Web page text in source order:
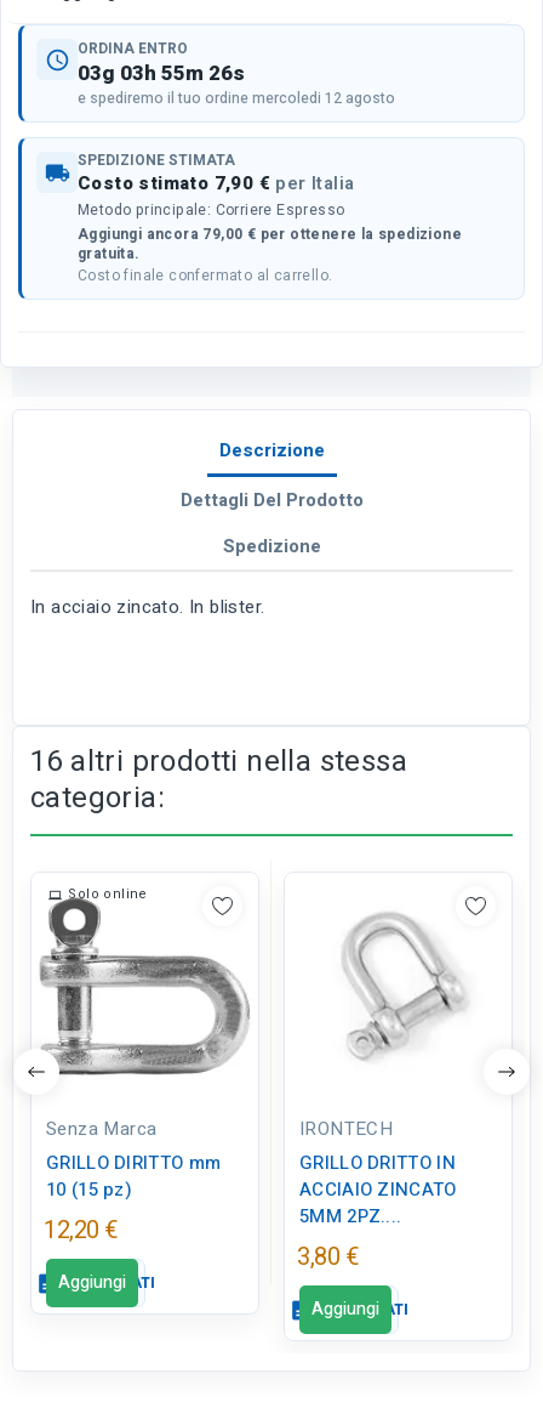
schedule ORDINA ENTRO
03g 03h 55m 26s
e spediremo il tuo ordine mercoledi 12 agosto
local_shipping SPEDIZIONE STIMATA
Costo stimato 7,90 € per Italia
Metodo principale: Corriere Espresso
Aggiungi ancora 79,00 € per ottenere la spedizione
gratuita.
Costo finale confermato al carrello.
Descrizione
Dettagli Del Prodotto
Spedizione
In acciaio zincato. In blister.
16 altri prodotti nella stessa
categoria:
Solo online
Senza Marca
GRILLO DIRITTO mm
10 (15 pz)
12,20 €
descriptionSCHEDA DATI
Aggiungi
IRONTECH
GRILLO DRITTO IN
ACCIAIO ZINCATO
5MM 2PZ....
3,80 €
descriptionSCHEDA DATI
Aggiungi